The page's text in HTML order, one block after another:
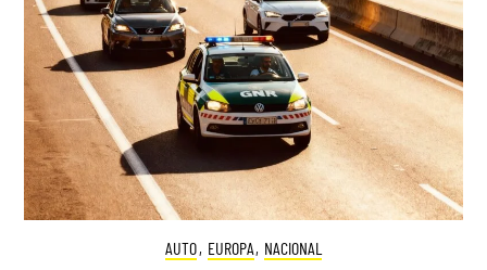
AUTO, EUROPA, NACIONAL